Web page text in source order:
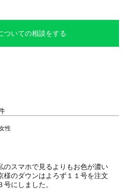
ついての相談をする
性
のスマホで見るよりもお色が濃い
様のダウンはよろず１１号を注文
にしました。